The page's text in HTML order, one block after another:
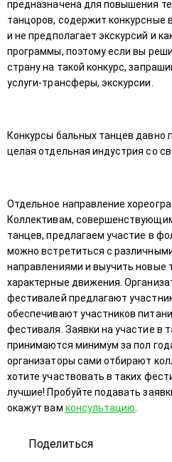
предназначена для повышения
танцоров, содержит конкурсные
и не предполагает экскурсий и
программы, поэтому если вы
страну на такой конкурс,
услуги-трансферы, экскурсии.
Конкурсы бальных танцев давно
целая отдельная индустрия со
Отдельное направление
Коллективам,
танцев, предлагаем участие в
можно встретиться с
направлениями и выучить новые
характерные движения.
фестивалей предлагают
обеспечивают участников
фестиваля. Заявки на участие в
принимаются минимум за пол
организаторы сами отбирают
хотите участвовать в таких
лучшие! Пробуйте подавать
окажут вам консультацию
Поделиться